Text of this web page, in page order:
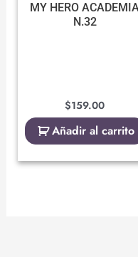
MY HERO
N.32
$159.00
Añadir al carrito